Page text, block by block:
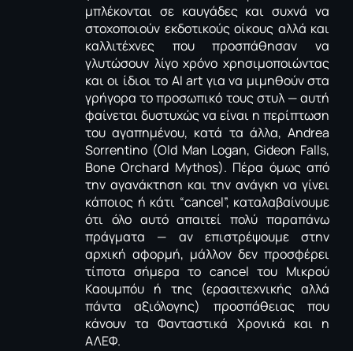
μπλέκονται σε καυγάδες και συχνά να
στοχοποιούν εκδοτικούς οίκους αλλά και
καλλιτέχνες που προσπάθησαν να
γλυτώσουν λίγο χρόνο χρησιμοποιώντας
και οι ίδιοι το ΑΙart για να μιμηθούν στα
γρήγορα το προσωπικό τους στυλ — αυτή
φαίνεται δυστυχώς να είναι η περίπτωση
του αγαπημένου, κατά τα άλλα, Andrea
Sorrentino (Old Man Logan,Gideon Falls,
Bone Orchard Mythos). Πέρα όμως από
την αγανάκτηση και την ανάγκη να γίνει
κάποιος ή κάτι “cancel”, καταλαβαίνουμε
ότι όλο αυτό απαιτεί πολύ παραπάνω
πράγματα — αν επιστρέψουμε στην
αρχική αφορμή, μάλλον δεν προσφέρει
τίποτα σήμερα το cancel του Μικρού
Καουμπόυ ή της (ερασιτεχνικής αλλά
πάντα αξιόλογης) προσπάθειας που
κάνουν τα Φανταστικά Χρονικά και η
ΑΛΕΦ.